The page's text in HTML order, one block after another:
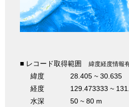
■ レコード取得範囲 緯度経度情報
緯度
28.405 ~ 30.635
経度
129.473333 ~
水深
50 ~ 80 m